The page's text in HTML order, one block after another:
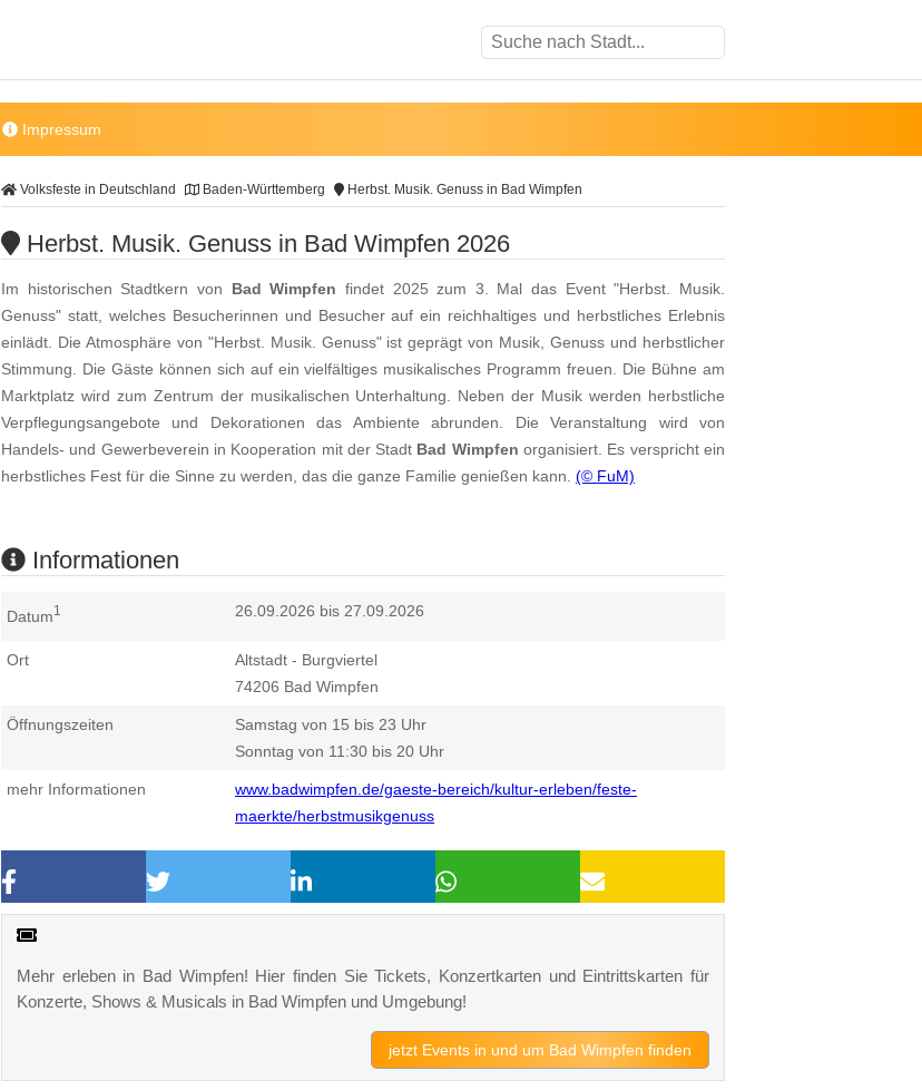
Impressum
Volksfeste in Deutschland Baden-Württemberg Herbst. Musik. Genuss in Bad Wimpfen
Herbst. Musik. Genuss in Bad Wimpfen 2026
Im historischen Stadtkern von Bad Wimpfen findet 2025 zum 3. Mal das Event "Herbst. Musik.
Genuss" statt, welches Besucherinnen und Besucher auf ein reichhaltiges und herbstliches Erlebnis
einlädt. Die Atmosphäre von "Herbst. Musik. Genuss" ist geprägt von Musik, Genuss und herbstlicher
Stimmung. Die Gäste können sich auf ein vielfältiges musikalisches Programm freuen. Die Bühne am
Marktplatz wird zum Zentrum der musikalischen Unterhaltung. Neben der Musik werden herbstliche
Verpflegungsangebote und Dekorationen das Ambiente abrunden. Die Veranstaltung wird von
Handels- und Gewerbeverein in Kooperation mit der Stadt Bad Wimpfen organisiert. Es verspricht ein
herbstliches Fest für die Sinne zu werden, das die ganze Familie genießen kann. (© FuM)
Informationen
Datum1 26.09.2026 bis 27.09.2026
Ort
Altstadt - Burgviertel
74206 Bad Wimpfen
Öffnungszeiten
Samstag von 15 bis 23 Uhr
Sonntag von 11:30 bis 20 Uhr
mehr Informationen
www.badwimpfen.de/gaeste-bereich/kultur-erleben/feste-
maerkte/herbstmusikgenuss
Mehr erleben in Bad Wimpfen! Hier finden Sie Tickets, Konzertkarten und Eintrittskarten für
Konzerte, Shows & Musicals in Bad Wimpfen und Umgebung!
jetzt Events in und um Bad Wimpfen finden